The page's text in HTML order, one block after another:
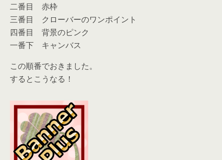
二番目 赤枠
三番目 クローバーのワンポイント
四番目 背景のピンク
一番下 キャンバス
この順番でおきました。
するとこうなる！